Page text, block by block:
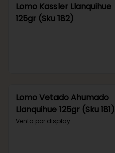
Lomo Kassler Llanquihue
125gr (Sku 182)
Lomo Vetado Ahumado
Llanquihue 125gr (Sku 181)
Venta por display.